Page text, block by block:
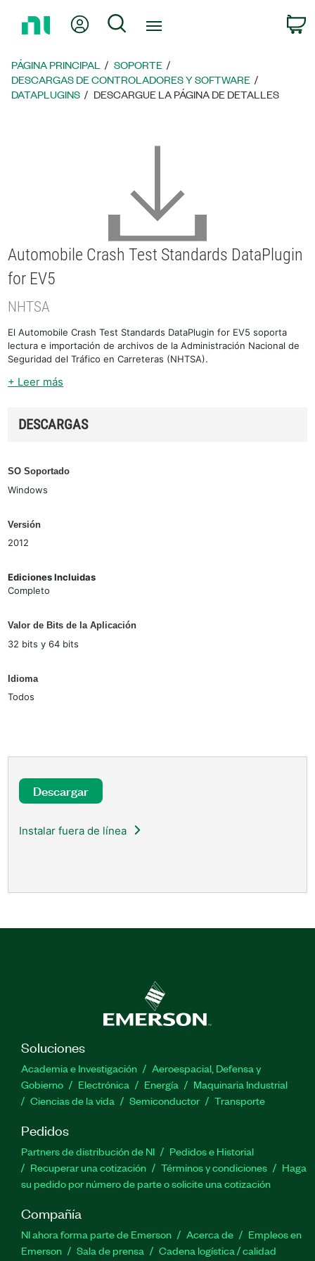
página
principal
Mi cuentaBúsqueda
PÁGINA PRINCIPAL
SOPORTE
DESCARGAS DE CONTROLADORES Y SOFTWARE
DATAPLUGINS
DESCARGUE LA PÁGINA DE DETALLES
Automobile Crash Test Standards DataPlugin
for EV5
NHTSA
El Automobile Crash Test Standards DataPlugin for EV5 soporta
lectura e importación de archivos de la Administración Nacional de
Seguridad del Tráfico en Carreteras (NHTSA).
+ Leer más
DESCARGAS
SO Soportado
Windows
Versión
2012
Ediciones Incluidas
Completo
Valor de Bits de la Aplicación
32 bits y 64 bits
Idioma
Todos
Descargar
Instalar fuera de línea
Soluciones
Academia e Investigación
Aeroespacial, Defensa y
Gobierno
Electrónica Energía
Maquinaria Industrial
Ciencias de la vida
Semiconductor Transporte
Pedidos
Partners de distribución de NI
Pedidos e Historial
Recuperar una cotización
Términos y condiciones
Haga
su pedido por número de parte o solicite una cotización
Compañía
NI ahora forma parte de Emerson Acerca de
Empleos en
Emerson
Sala de prensa
Cadena logística / calidad